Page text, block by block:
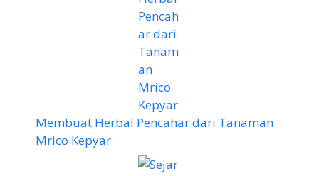
Membuat Herbal Pencahar dari Tanaman
Mrico Kepyar